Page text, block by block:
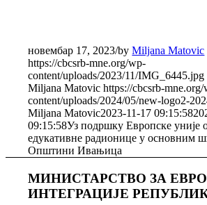
новембар 17, 2023/byMiljana Matovic
https://cbcsrb-mne.org/wp-
content/uploads/2023/11/IMG_6445.jpg
Miljana Matovic https://cbcsrb-
content/uploads/2024/05/new-logo2-
Miljana Matovic2023-11-17 09:15:58
09:15:58Уз подршку Европске уније
едукативне радионице у основним
Општини Ивањица
МИНИСТАРСТВО ЗА
ИНТЕГРАЦИЈЕ